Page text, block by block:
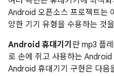
Android 오픈소스 프로젝트는
양한 기기 유형을 수용하는 것
Android 휴대기기 란 mp3 플
로 손에 쥐고 사용하는
Android 휴대기기 구현은 다음